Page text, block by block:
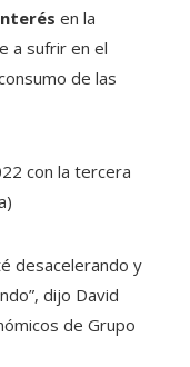
en la
a sufrir en el
de las
con la tercera
desacelerando y
dijo David
de Grupo